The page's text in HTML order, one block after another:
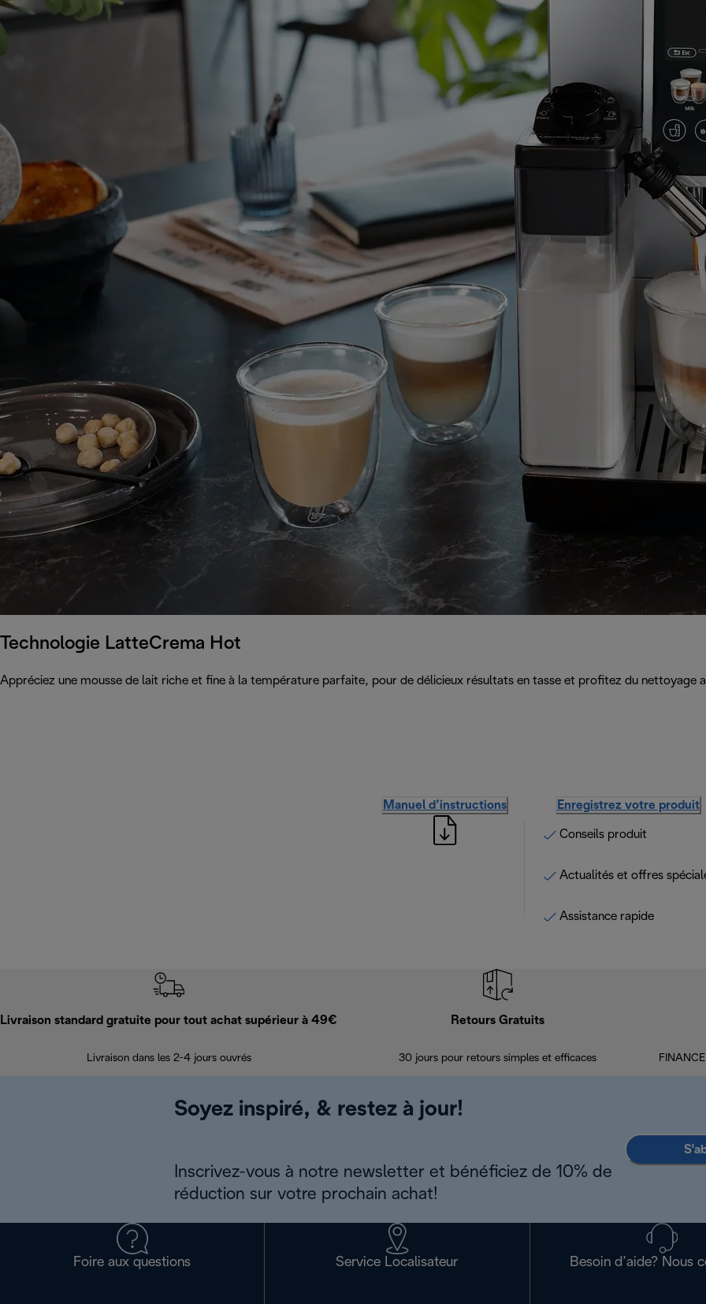
Technologie LatteCrema Hot
Appréciez une mousse de lait riche et fine à la température parfaite, pour de délicieux résultats en tasse et profitez du nettoyage
Manuel d’instructions Enregistrez votre produit
Conseils produit
Actualités et offres
Assistance rapide
Livraison standard gratuite pour tout achat supérieur à 49€
Livraison dans les 2-4 jours ouvrés
Retours Gratuits
30 jours pour retours simples et efficaces
Soyez inspiré, & restez à jour!
Inscrivez-vous à notre newsletter et bénéficiez de 10% de
réduction sur votre prochain achat!
Foire aux questions Service Localisateur Besoin d’aide? Nous